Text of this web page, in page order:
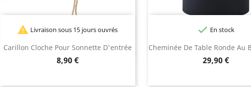
Carillon Cloche Pour Sonnette D'entrée
Prix
8,90 €
 Livraison sous 15 jours ouvrés
Cheminée De Table Ronde Au
Prix
29,90 €
 En stock